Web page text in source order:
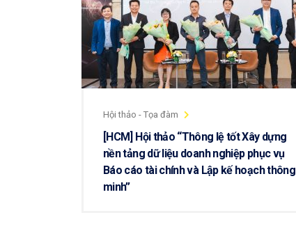
Hội thảo - Tọa đàm
[HCM] Hội thảo “Thông lệ tốt Xây dựng
nền tảng dữ liệu doanh nghiệp phục vụ
Báo cáo tài chính và Lập kế hoạch thông
minh”